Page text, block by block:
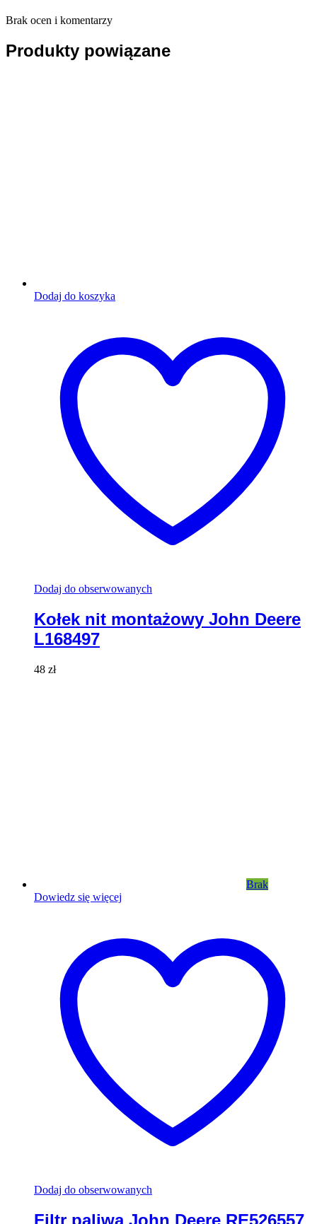
Brak ocen i komentarzy
Produkty powiązane
Dodaj do koszyka
Dodaj do obserwowanych
Kołek nit montażowy John Deere
L168497
48 zł
Brak
Dowiedz się więcej
Dodaj do obserwowanych
Filtr paliwa John Deere RE526557